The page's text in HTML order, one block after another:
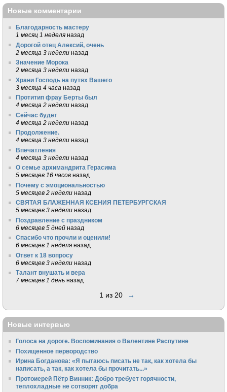
Новые комментарии
Благодарность мастеру
1 месяц 1 неделя назад
Дорогой отец Алексий, очень
2 месяца 3 недели назад
Значение Морока
2 месяца 3 недели назад
Храни Господь на путях Вашего
3 месяца 4 часа назад
Протитип фрау Берты был
4 месяца 2 недели назад
Сейчас будет
4 месяца 2 недели назад
Продолжение.
4 месяца 3 недели назад
Впечатления
4 месяца 3 недели назад
О семье архимандрита Герасима
5 месяцев 16 часов назад
Почему с эмоциональностью
5 месяцев 2 недели назад
СВЯТАЯ БЛАЖЕННАЯ КСЕНИЯ ПЕТЕРБУРГСКАЯ
5 месяцев 3 недели назад
Поздравление с праздником
6 месяцев 5 дней назад
Спасибо что прочли и оценили!
6 месяцев 1 неделя назад
Ответ к 18 вопросу
6 месяцев 3 недели назад
Талант внушать и вера
7 месяцев 1 день назад
1 из 20 →
Новые интервью
Голоса на дороге. Воспоминания о Валентине Распутине
Похищенное первородство
Ирина Богданова: «Я пытаюсь писать не так, как хотела бы
написать, а так, как хотела бы прочитать...»
Протоиерей Пётр Винник: Добро требует горячности,
теплохладные не сотворят добра